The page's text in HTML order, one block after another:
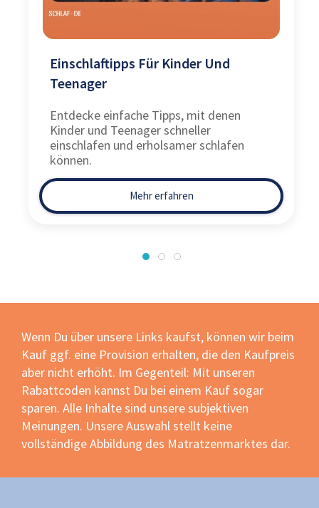
Einschlaftipps Für Kinder Und
Teenager
Entdecke einfache Tipps, mit denen
Kinder und Teenager schneller
einschlafen und erholsamer schlafen
können.
Mehr erfahren
Wenn Du über unsere Links kaufst, können wir beim
Kauf ggf. eine Provision erhalten, die den Kaufpreis
aber nicht erhöht. Im Gegenteil: Mit unseren
Rabattcoden kannst Du bei einem Kauf sogar
sparen. Alle Inhalte sind unsere subjektiven
Meinungen. Unsere Auswahl stellt keine
vollständige Abbildung des Matratzenmarktes dar.